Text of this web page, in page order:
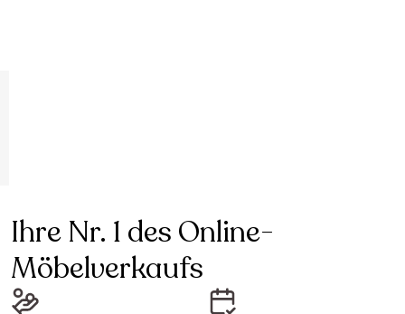
Ihre Nr. 1 des Online-
Möbelverkaufs